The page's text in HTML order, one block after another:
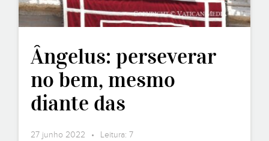
Ângelus: perseverar
no bem, mesmo
diante das
contrariedades
27 junho 2022 • Leitura: 7